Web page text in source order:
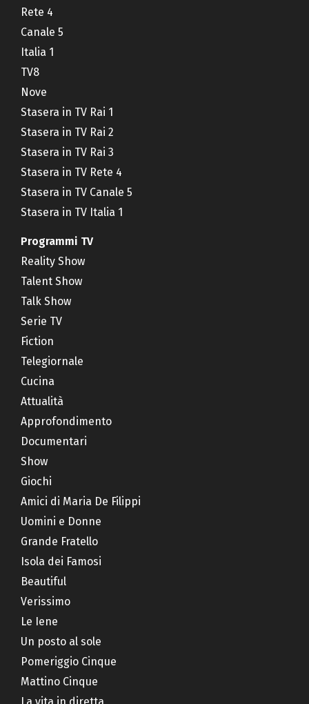
Rete 4
Canale 5
Italia 1
TV8
Nove
Stasera in TV Rai 1
Stasera in TV Rai 2
Stasera in TV Rai 3
Stasera in TV Rete 4
Stasera in TV Canale 5
Stasera in TV Italia 1
Programmi TV
Reality Show
Talent Show
Talk Show
Serie TV
Fiction
Telegiornale
Cucina
Attualità
Approfondimento
Documentari
Show
Giochi
Amici di Maria De Filippi
Uomini e Donne
Grande Fratello
Isola dei Famosi
Beautiful
Verissimo
Le Iene
Un posto al sole
Pomeriggio Cinque
Mattino Cinque